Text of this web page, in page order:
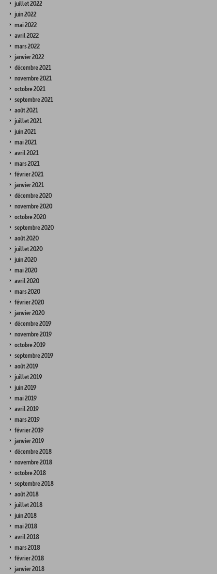
juillet 2022
juin 2022
mai 2022
avril 2022
mars 2022
janvier 2022
décembre 2021
novembre 2021
octobre 2021
septembre 2021
août 2021
juillet 2021
juin 2021
mai 2021
avril 2021
mars 2021
février 2021
janvier 2021
décembre 2020
novembre 2020
octobre 2020
septembre 2020
août 2020
juillet 2020
juin 2020
mai 2020
avril 2020
mars 2020
février 2020
janvier 2020
décembre 2019
novembre 2019
octobre 2019
septembre 2019
août 2019
juillet 2019
juin 2019
mai 2019
avril 2019
mars 2019
février 2019
janvier 2019
décembre 2018
novembre 2018
octobre 2018
septembre 2018
août 2018
juillet 2018
juin 2018
mai 2018
avril 2018
mars 2018
février 2018
janvier 2018